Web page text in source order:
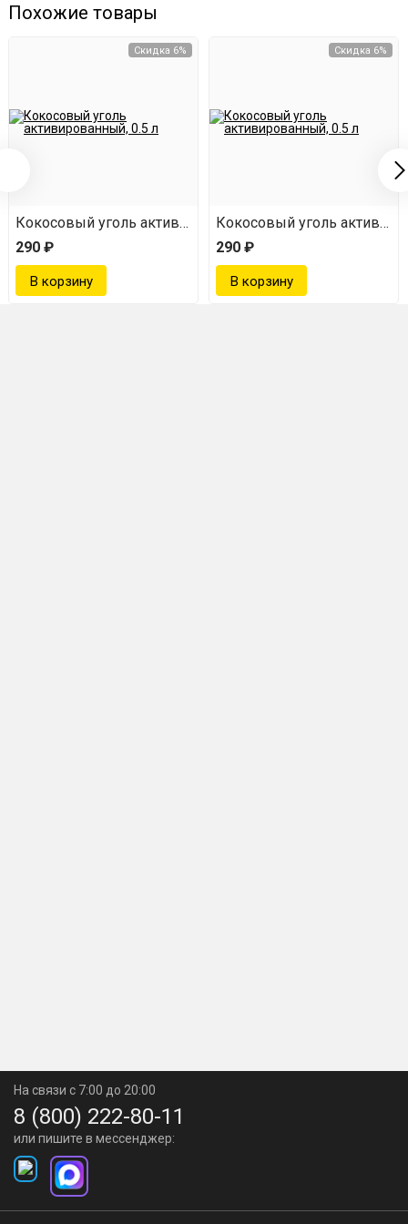
Похожие товары
0.5 л
Скидка 6%
Кокосовый уголь активированный, 0.5 л
290 ₽
Скидка 6%
Кокосовый уголь
290 ₽
На связи с 7:00 до 20:00
8 (800) 222-80-11
или пишите в мессенджер: